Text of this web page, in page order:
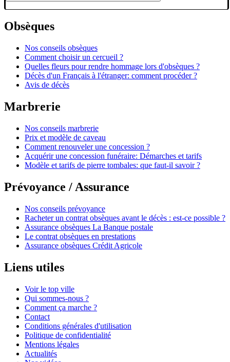
Obsèques
Nos conseils obsèques
Comment choisir un cercueil ?
Quelles fleurs pour rendre hommage lors d'obsèques ?
Décès d'un Français à l'étranger: comment procéder ?
Avis de décès
Marbrerie
Nos conseils marbrerie
Prix et modèle de caveau
Comment renouveler une concession ?
Acquérir une concession funéraire: Démarches et tarifs
Modèle et tarifs de pierre tombales: que faut-il savoir ?
Prévoyance / Assurance
Nos conseils prévoyance
Racheter un contrat obsèques avant le décès : est-ce possible ?
Assurance obsèques La Banque postale
Le contrat obsèques en prestations
Assurance obsèques Crédit Agricole
Liens utiles
Voir le top ville
Qui sommes-nous ?
Comment ça marche ?
Contact
Conditions générales d'utilisation
Politique de confidentialité
Mentions légales
Actualités